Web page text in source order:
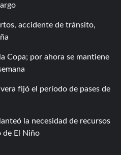
accidente de tránsito,
Copa; por ahora se mantiene
fijó el período de pases de
la necesidad de recursos
de El Niño